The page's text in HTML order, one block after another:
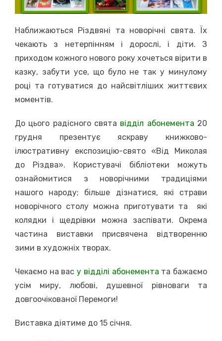
Наближаються Різдвяні та новорічні свята. Їх
чекають з нетерпінням і дорослі, і діти. З
приходом кожного нового року хочеться вірити в
казку, забути усе, що було не так у минулому
році та готуватися до найсвітліших життєвих
моментів.
До цього радісного свята відділ абонемента 20
грудня презентує яскраву книжково-
ілюстративну експозицію-свято «Від Миколая
до Різдва». Користувачі бібліотеки можуть
ознайомитися з новорічними традиціями
нашого народу; більше дізнатися, які страви
новорічного столу можна приготувати та які
колядки і щедрівки можна заспівати. Окрема
частина виставки присвячена відтворенню
зими в художніх творах.
Чекаємо на васу відділі абонемента та бажаємо
усім миру, любові, душевної рівноваги та
довгоочікованої Перемоги!
Виставка діятиме до 15 січня.